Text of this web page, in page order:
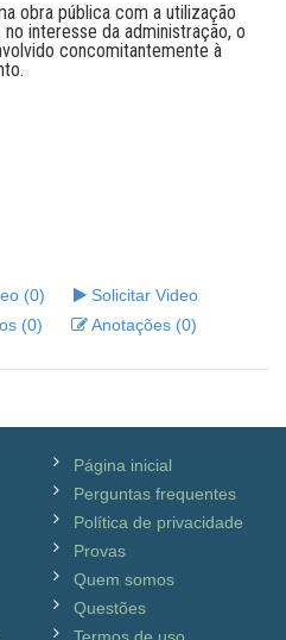
obra pública com a utilização
interesse da administração, o
concomitantemente à
(0)
Solicitar Video
(0)
Anotações (0)
Página inicial
Perguntas frequentes
Política de privacidade
Provas
Quem somos
Questões